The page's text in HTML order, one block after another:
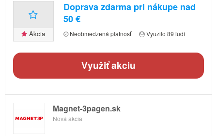
Akcia
Doprava zdarma pri nákupe nad
50 €
Neobmedzená platnosť Využilo 89 ľudí
Využiť akciu
Magnet-3pagen.sk
Nová akcia